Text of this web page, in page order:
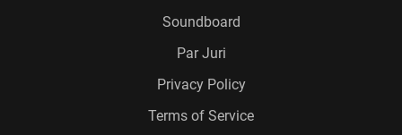
Soundboard
Par Juri
Privacy Policy
Terms of Service